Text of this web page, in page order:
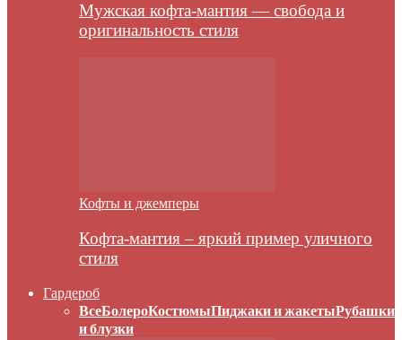
Мужская кофта-мантия — свобода и
оригинальность стиля
Кофты и джемперы
Кофта-мантия – яркий пример уличного
стиля
Гардероб
ВсеБолероКостюмыПиджаки и жакетыРубашки
и блузки